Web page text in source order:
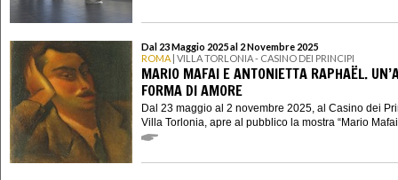
Dal 23 Maggio 2025 al 2 Novembre 2025
ROMA | VILLA TORLONIA - CASINO DEI PRINCIPI
MARIO MAFAI E ANTONIETTA RAPHAËL.
FORMA DI AMORE
Dal 23 maggio al 2 novembre 2025, al Casino dei
Villa Torlonia, apre al pubblico la mostra “Mario